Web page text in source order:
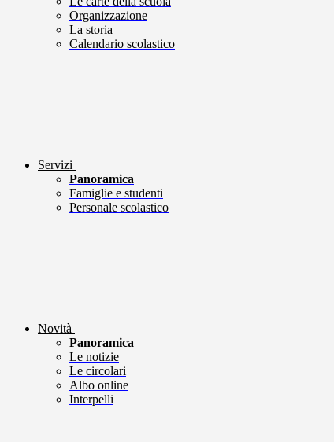
Organizzazione
La storia
Calendario scolastico
Servizi
Panoramica
Famiglie e studenti
Personale scolastico
Novità
Panoramica
Le notizie
Le circolari
Albo online
Interpelli